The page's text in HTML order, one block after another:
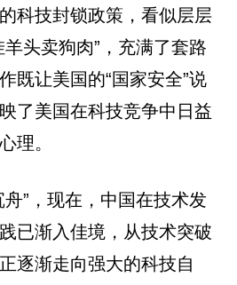
科技封锁政策，看似层层
头卖狗肉”，充满了套路
既让美国的“国家安全”说
了美国在科技竞争中日益
理。
舟”，现在，中国在技术发
已渐入佳境，从技术突破
逐渐走向强大的科技自